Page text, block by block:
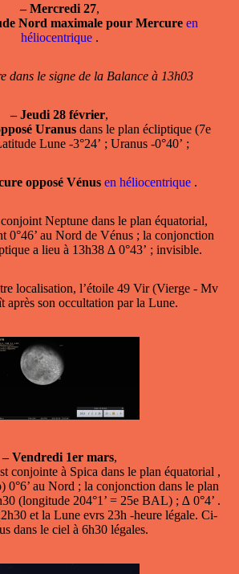
– Mercredi 27,
Nord maximale pour Mercure en
héliocentrique .
dans le signe de la Balance à 13h03
– Jeudi 28 février,
Uranusdans le plan écliptique (7e
Lune -3°24’ ; Uranus -0°40’ ;
opposé Vénus en héliocentrique .
Neptune dans le plan équatorial,
0°46’ au Nord de Vénus ; la conjonction
a lieu à 13h38 ∆ 0°43’ ; invisible.
localisation, l’étoile 49 Vir (Vierge - Mv
après son occultation par la Lune.
– Vendredi 1er mars,
conjointe à Spica dans le plan équatorial ,
0°6’ au Nord ; la conjonction dans le plan
(longitude 204°1’ = 25e BAL) ; ∆ 0°4’ .
et la Lune evrs 23h -heure légale. Ci-
dans le ciel à 6h30 légales.